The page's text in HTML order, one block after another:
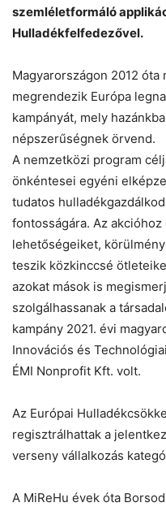
szemléletformáló
Hulladékfelfedezővel.
Magyarországon 2012
megrendezik Európa
kampányát, mely
népszerűségnek örvend.
A nemzetközi program
önkéntesei egyéni
tudatos
fontosságára. Az
lehetőségeiket,
teszik közkinccsé
azokat mások is
szolgálhassanak a
kampány 2021. évi
Innovációs és
ÉMI Nonprofit Kft. volt.
Az Európai
regisztrálhattak a
verseny vállalkozás
A MiReHu évek óta
Chat
Helló! Miben segíthetek ma?